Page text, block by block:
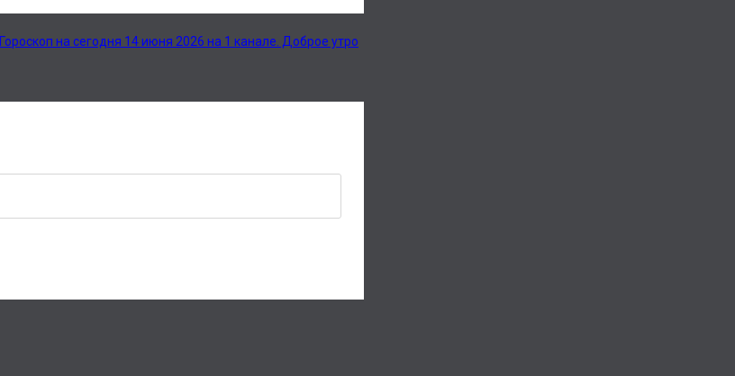
Гороскоп на сегодня 14 июня 2026 на 1 канале. Доброе утро